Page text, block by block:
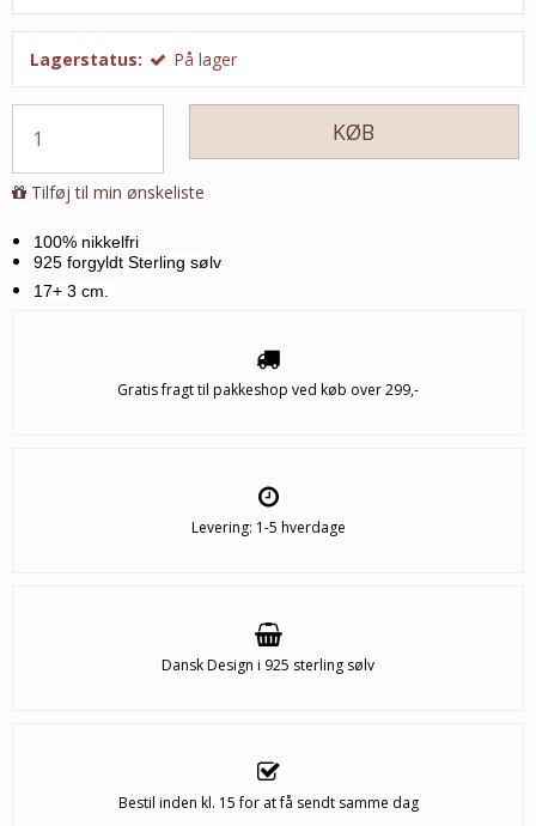
Lagerstatus: På lager
KØB
Tilføj til min ønskeliste
100% nikkelfri
925 forgyldt Sterling sølv
17+ 3 cm.
Gratis fragt til pakkeshop ved køb over 299,-
Levering: 1-5 hverdage
Dansk Design i 925 sterling sølv
Bestil inden kl. 15 for at få sendt samme dag